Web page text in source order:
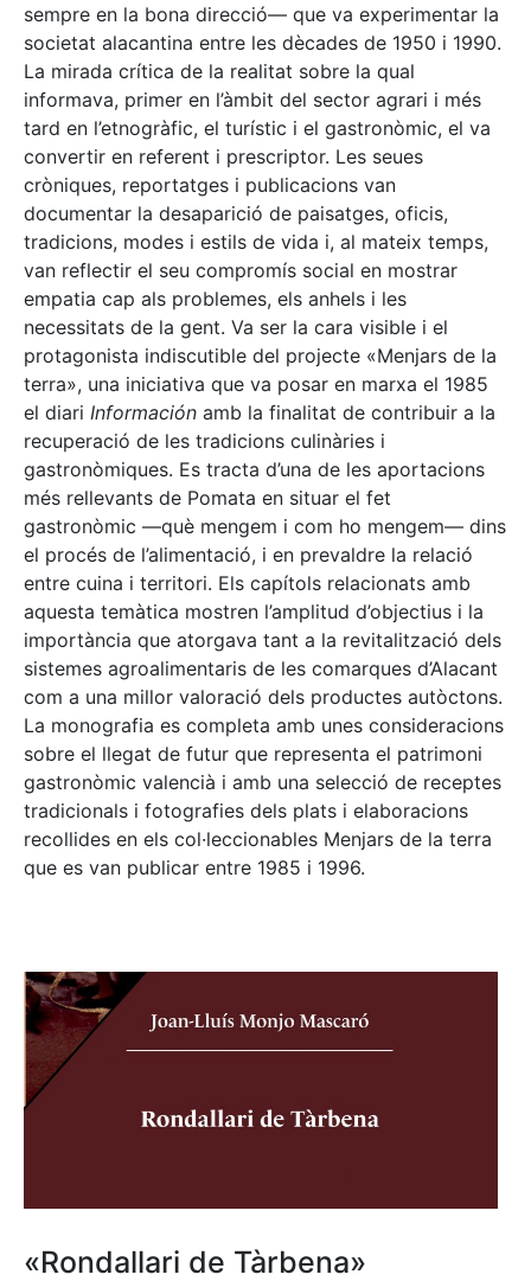
sempre en la bona direcció— que va experimentar la
societat alacantina entre les dècades de 1950 i 1990.
La mirada crítica de la realitat sobre la qual
informava, primer en l’àmbit del sector agrari i més
tard en l’etnogràfic, el turístic i el gastronòmic, el va
convertir en referent i prescriptor. Les seues
cròniques, reportatges i publicacions van
documentar la desaparició de paisatges, oficis,
tradicions, modes i estils de vida i, al mateix temps,
van reflectir el seu compromís social en mostrar
empatia cap als problemes, els anhels i les
necessitats de la gent. Va ser la cara visible i el
protagonista indiscutible del projecte «Menjars de la
terra», una iniciativa que va posar en marxa el 1985
el diari Información amb la finalitat de contribuir a la
recuperació de les tradicions culinàries i
gastronòmiques. Es tracta d’una de les aportacions
més rellevants de Pomata en situar el fet
gastronòmic —què mengem i com ho mengem— dins
el procés de l’alimentació, i en prevaldre la relació
entre cuina i territori. Els capítols relacionats amb
aquesta temàtica mostren l’amplitud d’objectius i la
importància que atorgava tant a la revitalització dels
sistemes agroalimentaris de les comarques d’Alacant
com a una millor valoració dels productes autòctons.
La monografia es completa amb unes consideracions
sobre el llegat de futur que representa el patrimoni
gastronòmic valencià i amb una selecció de receptes
tradicionals i fotografies dels plats i elaboracions
recollides en els col·leccionables Menjars de la terra
que es van publicar entre 1985 i 1996.
«Rondallari de Tàrbena»